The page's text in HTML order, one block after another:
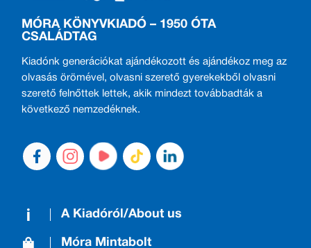
MÓRA KÖNYVKIADÓ – 1950 ÓTA
CSALÁDTAG
Kiadónk generációkat ajándékozott és ajándékoz meg az
olvasás örömével, olvasni szerető gyerekekből olvasni
szerető felnőttek lettek, akik mindezt továbbadták a
következő nemzedéknek.
A Kiadóról/About us
Móra Mintabolt